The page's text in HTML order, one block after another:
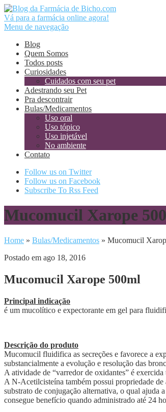
Vá para a farmácia online agora!
Menu de navegação
Blog
Quem Somos
Todos posts
Curiosidades
Cuidados com seu pet
Adestrando seu Pet
Pra descontrair
Bulas/Medicamentos
Uso oral
Uso tópico
Uso injetável
No ambiente
Contato
Follow us on Twitter
Follow us on Facebook
Subscribe To Rss Feed
Mucomucil Xarope
Home » Bulas/Medicamentos » Mucomucil
Postado em ago 18, 2016
Mucomucil Xarope 500ml
Principal indicação
é um mucolítico e expectorante em gel para
Descrição do produto
Mucomucil fluidifica as secreções e favorece a
substancialmente a evolução e resolução das
A atividade de “varredor de oxidantes” é
A N-Acetilcisteína também possui propriedade
substrato de conjugação alternativa, o qual ajuda
consegue benefício quando administrado até 24